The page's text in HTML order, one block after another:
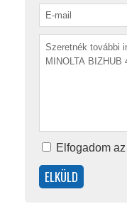
Elfogadom az